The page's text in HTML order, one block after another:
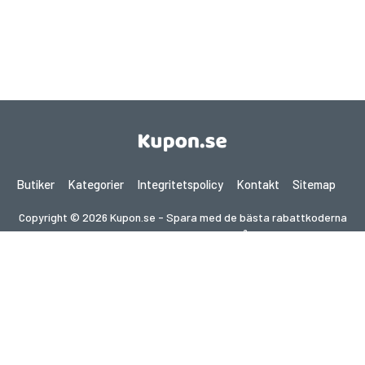
Butiker Kategorier Integritetspolicy Kontakt Sitemap
Copyright © 2026 Kupon.se - Spara med de bästa rabattkoderna
2026. Alla rättigheter förbehållna.